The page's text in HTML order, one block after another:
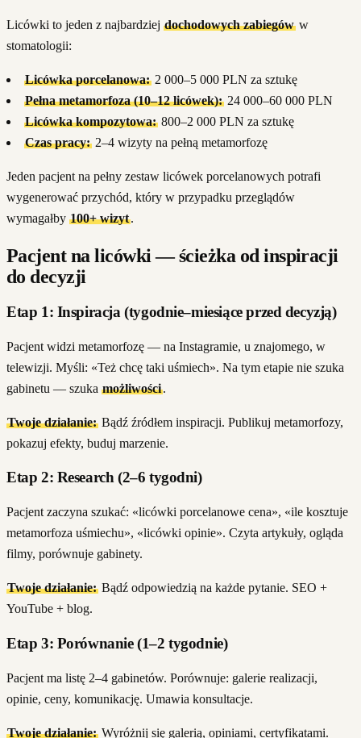
Licówki to jeden z najbardziej dochodowych zabiegóww
stomatologii:
Licówka porcelanowa:2 000–5 000 PLN za sztukę
Pełna metamorfoza (10–12 licówek):24 000–60 000 PLN
Licówka kompozytowa:800–2 000 PLN za sztukę
Czas pracy:2–4 wizyty na pełną metamorfozę
Jeden pacjent na pełny zestaw licówek porcelanowych potrafi
wygenerować przychód, który w przypadku przeglądów
wymagałby 100+ wizyt.
Pacjent na licówki — ścieżka od inspiracji
do decyzji
Etap 1: Inspiracja (tygodnie–miesiące przed decyzją)
Pacjent widzi metamorfozę — na Instagramie, u znajomego, w
telewizji. Myśli: «Też chcę taki uśmiech». Na tym etapie nie szuka
gabinetu — szuka możliwości.
Twoje działanie:Bądź źródłem inspiracji. Publikuj metamorfozy,
pokazuj efekty, buduj marzenie.
Etap 2: Research (2–6 tygodni)
Pacjent zaczyna szukać: «licówki porcelanowe cena», «ile kosztuje
metamorfoza uśmiechu», «licówki opinie». Czyta artykuły, ogląda
filmy, porównuje gabinety.
Twoje działanie:Bądź odpowiedzią na każde pytanie. SEO +
YouTube + blog.
Etap 3: Porównanie (1–2 tygodnie)
Pacjent ma listę 2–4 gabinetów. Porównuje: galerie realizacji,
opinie, ceny, komunikację. Umawia konsultacje.
Twoje działanie:Wyróżnij się galerią, opiniami, certyfikatami.